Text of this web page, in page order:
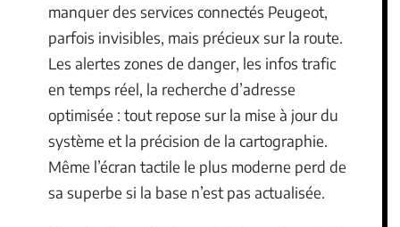
manquer des services connectés Peugeot,
parfois invisibles, mais précieux sur la route.
Les alertes zones de danger, les infos trafic
en temps réel, la recherche d’adresse
optimisée : tout repose sur la mise à jour du
système et la précision de la cartographie.
Même l’écran tactile le plus moderne perd de
sa superbe si la base n’est pas actualisée.